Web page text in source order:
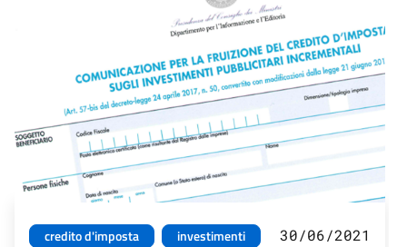
credito d'imposta
investimenti
30/06/2021